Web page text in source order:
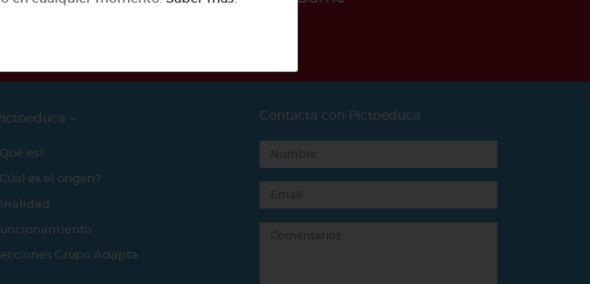
es?
es el origen?
Grupo Adapta
Contacta con Pictoeduca